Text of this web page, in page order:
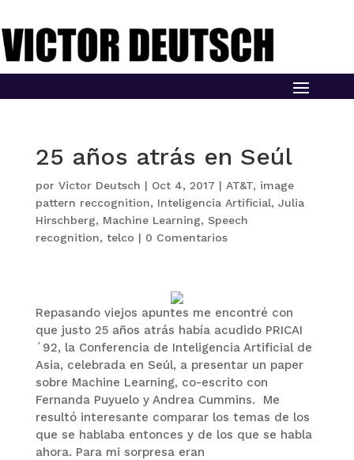
25 años atrás en Seúl
por Victor Deutsch | Oct 4, 2017 | AT&T, image
pattern reccognition, Inteligencia Artificial, Julia
Hirschberg, Machine Learning, Speech
recognition, telco | 0 Comentarios
Repasando viejos apuntes me encontré con
que justo 25 años atrás había acudido PRICAI
´92, la Conferencia de Inteligencia Artificial de
Asia, celebrada en Seúl, a presentar un paper
sobre Machine Learning, co-escrito con
Fernanda Puyuelo y Andrea Cummins. Me
resultó interesante comparar los temas de los
que se hablaba entonces y de los que se habla
ahora. Para mi sorpresa eran